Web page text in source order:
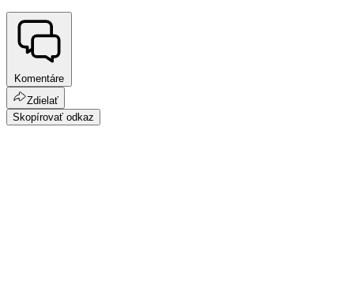
Komentáre
Zdielať
Skopírovať odkaz